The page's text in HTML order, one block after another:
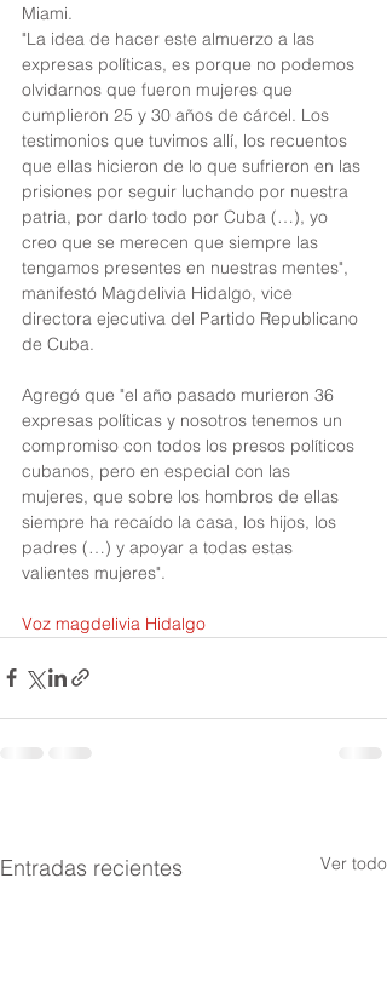
Miami.
"La idea de hacer este almuerzo a las
expresas políticas, es porque no podemos
olvidarnos que fueron mujeres que
cumplieron 25 y 30 años de cárcel. Los
testimonios que tuvimos allí, los recuentos
que ellas hicieron de lo que sufrieron en las
prisiones por seguir luchando por nuestra
patria, por darlo todo por Cuba (…), yo
creo que se merecen que siempre las
tengamos presentes en nuestras mentes",
manifestó Magdelivia Hidalgo, vice
directora ejecutiva del Partido Republicano
de Cuba.
Agregó que "el año pasado murieron 36
expresas políticas y nosotros tenemos un
compromiso con todos los presos políticos
cubanos, pero en especial con las
mujeres, que sobre los hombros de ellas
siempre ha recaído la casa, los hijos, los
padres (…) y apoyar a todas estas
valientes mujeres".
Voz magdelivia Hidalgo
Entradas recientes Ver todo